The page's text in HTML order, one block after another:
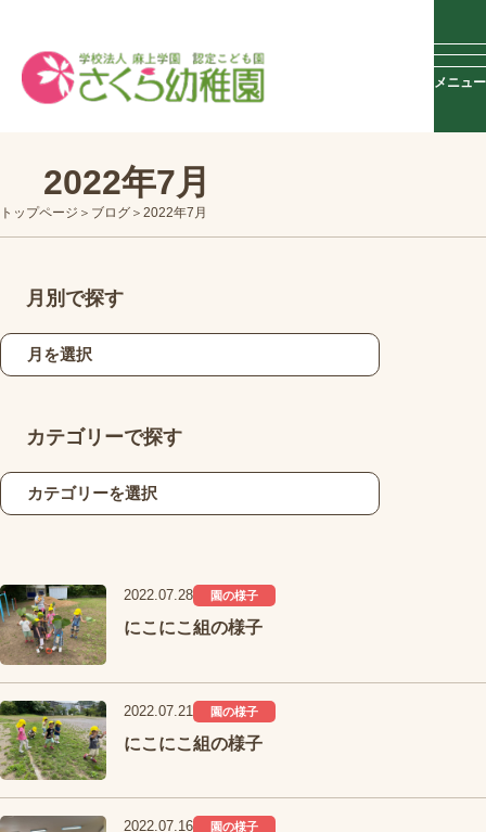
メニュー
2022年7月
トップページ ブログ 2022年7月
2022.07.28 園の様子
にこにこ組の様子
2022.07.21 園の様子
にこにこ組の様子
2022.07.16 園の様子
月別で探す
カテゴリーで探す